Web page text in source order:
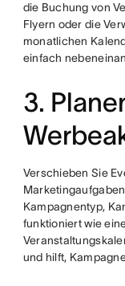
die Buchung von
Flyern oder die
monatlichen
einfach
3.
Verschieben Sie
Kampagnentyp,
funktioniert wie
und hilft,